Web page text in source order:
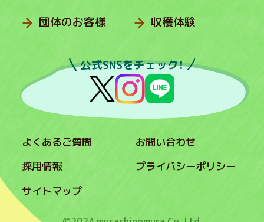
団体のお客様
収穫体験
公式SNSをチェック！
よくあるご質問
お問い合わせ
採用情報
プライバシーポリシー
サイトマップ